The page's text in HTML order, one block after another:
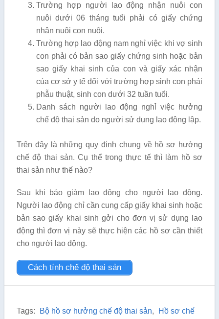
Trường hợp người lao động nhận nuôi con
nuôi dưới 06 tháng tuổi phải có giấy chứng
nhận nuôi con nuôi.
Trường hợp lao động nam nghỉ việc khi vợ sinh
con phải có bản sao giấy chứng sinh hoặc bản
sao giấy khai sinh của con và giấy xác nhận
của cơ sở y tế đối với trường hợp sinh con phải
phẫu thuật, sinh con dưới 32 tuần tuổi.
Danh sách người lao động nghỉ việc hưởng
chế độ thai sản do người sử dụng lao động lập.
Trên đây là những quy định chung về hồ sơ hưởng
chế độ thai sản. Cụ thể trong thực tế thì làm hồ sơ
thai sản như thế nào?
Sau khi báo giảm lao động cho người lao động.
Người lao động chỉ cần cung cấp giấy khai sinh hoặc
bản sao giấy khai sinh gởi cho đơn vị sử dụng lao
động thì đơn vị này sẽ thực hiện các hồ sơ cần thiết
cho người lao động.
Cách tính chế độ thai sản
Tags: Bộ hồ sơ hưởng chế độ thai sản,
Hồ sơ chế